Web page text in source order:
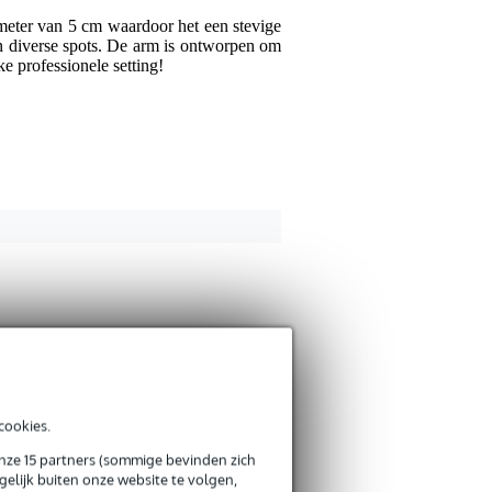
15 partners (sommige bevinden zich
buiten onze website te volgen,
van 5 cm waardoor het een stevige
spots. De arm is ontworpen om
professionele setting!